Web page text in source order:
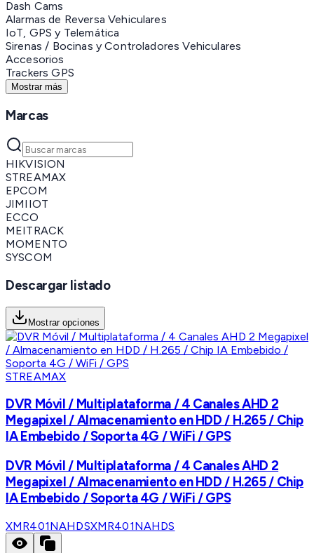
Dash Cams
Alarmas de Reversa Vehiculares
IoT, GPS y Telemática
Sirenas / Bocinas y Controladores Vehiculares
Accesorios
Trackers GPS
Mostrar más
Marcas
HIKVISION
STREAMAX
EPCOM
JIMIIOT
ECCO
MEITRACK
MOMENTO
SYSCOM
Descargar listado
Mostrar opciones
STREAMAX
DVR Móvil / Multiplataforma / 4 Canales AHD 2
Megapixel / Almacenamiento en HDD / H.265 / Chip
IA Embebido / Soporta 4G / WiFi / GPS
DVR Móvil / Multiplataforma / 4 Canales AHD 2
Megapixel / Almacenamiento en HDD / H.265 / Chip
IA Embebido / Soporta 4G / WiFi / GPS
XMR401NAHDSXMR401NAHDS